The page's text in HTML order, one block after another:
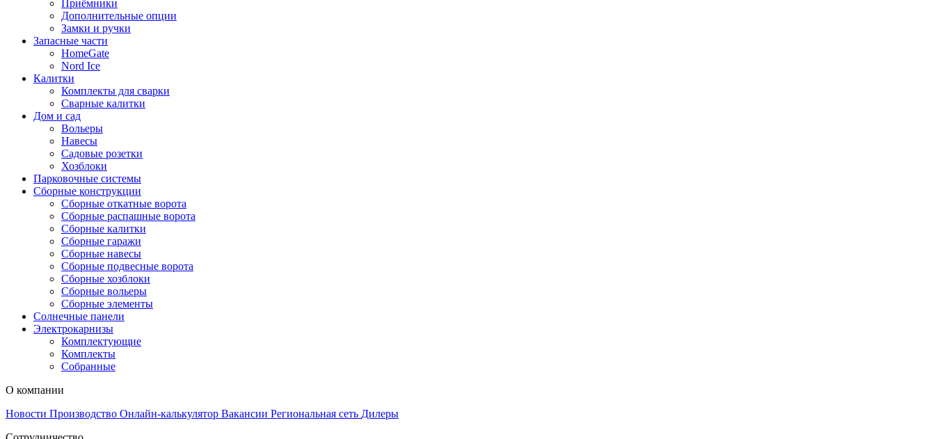
Приёмники
Дополнительные опции
Замки и ручки
Запасные части
HomeGate
Nord Ice
Калитки
Комплекты для сварки
Сварные калитки
Дом и сад
Вольеры
Навесы
Садовые розетки
Хозблоки
Парковочные системы
Сборные конструкции
Сборные откатные ворота
Сборные распашные ворота
Сборные калитки
Сборные гаражи
Сборные навесы
Сборные подвесные ворота
Сборные хозблоки
Сборные вольеры
Сборные элементы
Солнечные панели
Электрокарнизы
Комплектующие
Комплекты
Собранные
О компании
Новости Производство Онлайн-калькулятор Вакансии Региональная сеть Дилеры